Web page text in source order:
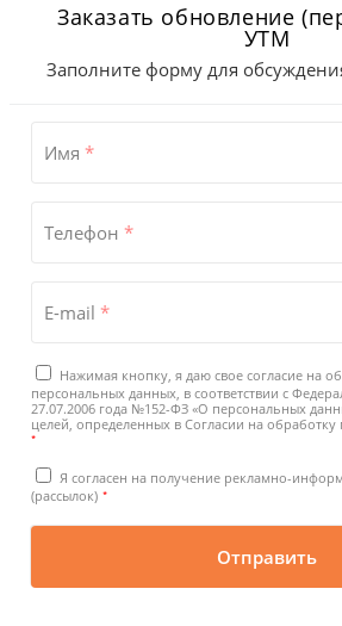
Заказать обновление
УТМ
Заполните форму для
Имя *
Телефон *
E-mail *
Нажимая кнопку, я даю свое согласие на
персональных данных, в соответствии с
27.07.2006 года №152-ФЗ «О персональных
целей, определенных в Согласии на
*
Я согласен на получение рекламно-
(рассылок) *
Отправить